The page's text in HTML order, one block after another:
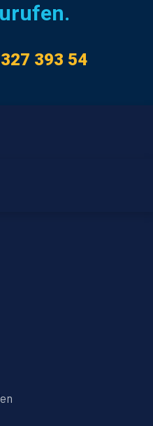
393 54